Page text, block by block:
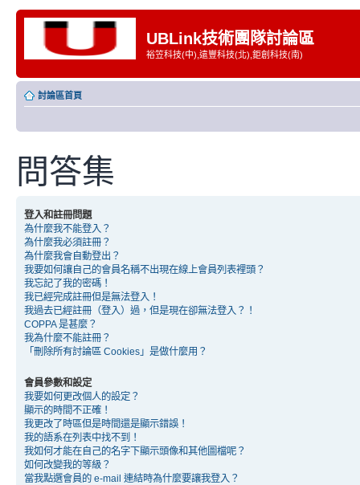
UBLink技術團隊討論區
裕笠科技(中),遠豐科技(北),鉅創科技(南)
討論區首頁
問答集
登入和註冊問題
為什麼我不能登入？
為什麼我必須註冊？
為什麼我會自動登出？
我要如何讓自己的會員名稱不出現在線上會員列表裡頭？
我忘記了我的密碼！
我已經完成註冊但是無法登入！
我過去已經註冊（登入）過，但是現在卻無法登入？！
COPPA 是甚麼？
我為什麼不能註冊？
「刪除所有討論區 Cookies」是做什麼用？
會員參數和設定
我要如何更改個人的設定？
顯示的時間不正確！
我更改了時區但是時間還是顯示錯誤！
我的語系在列表中找不到！
我如何才能在自己的名字下顯示頭像和其他圖檔呢？
如何改變我的等級？
當我點選會員的 e-mail 連結時為什麼要讓我登入？